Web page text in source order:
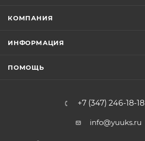
КОМПАНИЯ
ИНФОРМАЦИЯ
ПОМОЩЬ
+7 (347) 246-18-18
info@yuuks.ru